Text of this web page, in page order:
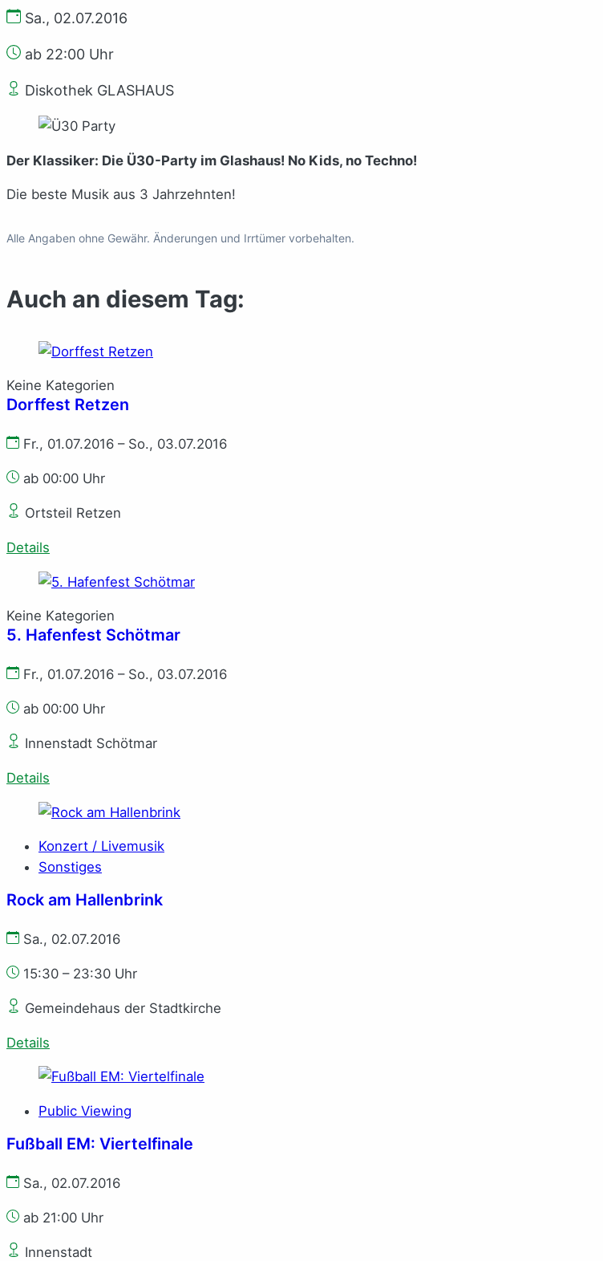
Sa., 02.07.2016
ab 22:00 Uhr
Diskothek GLASHAUS
Der Klassiker: Die Ü30-Party im Glashaus! No Kids, no Techno!
Die beste Musik aus 3 Jahrzehnten!
Alle Angaben ohne Gewähr. Änderungen und Irrtümer vorbehalten.
Auch an diesem Tag:
Keine Kategorien
Dorffest Retzen
Fr., 01.07.2016 – So., 03.07.2016
ab 00:00 Uhr
Ortsteil Retzen
Details
Keine Kategorien
5. Hafenfest Schötmar
Fr., 01.07.2016 – So., 03.07.2016
ab 00:00 Uhr
Innenstadt Schötmar
Details
Konzert / Livemusik
Sonstiges
Rock am Hallenbrink
Sa., 02.07.2016
15:30 – 23:30 Uhr
Gemeindehaus der Stadtkirche
Details
Public Viewing
Fußball EM: Viertelfinale
Sa., 02.07.2016
ab 21:00 Uhr
Innenstadt